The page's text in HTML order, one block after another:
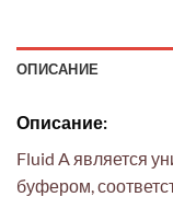
ОПИСАНИЕ
Описание:
Fluid A является
буфером,